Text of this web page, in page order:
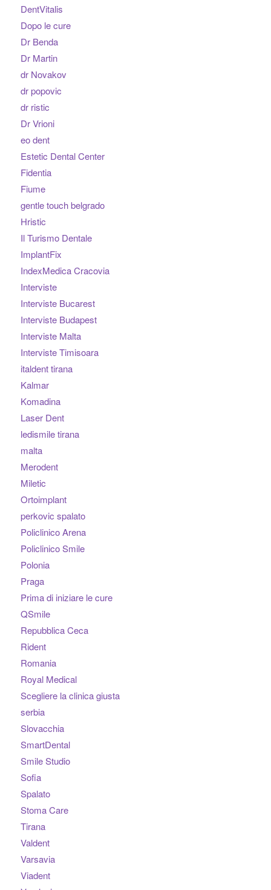
DentVitalis
Dopo le cure
Dr Benda
Dr Martin
dr Novakov
dr popovic
dr ristic
Dr Vrioni
eo dent
Estetic Dental Center
Fidentia
Fiume
gentle touch belgrado
Hristic
Il Turismo Dentale
ImplantFix
IndexMedica Cracovia
Interviste
Interviste Bucarest
Interviste Budapest
Interviste Malta
Interviste Timisoara
italdent tirana
Kalmar
Komadina
Laser Dent
ledismile tirana
malta
Merodent
Miletic
Ortoimplant
perkovic spalato
Policlinico Arena
Policlinico Smile
Polonia
Praga
Prima di iniziare le cure
QSmile
Repubblica Ceca
Rident
Romania
Royal Medical
Scegliere la clinica giusta
serbia
Slovacchia
SmartDental
Smile Studio
Sofia
Spalato
Stoma Care
Tirana
Valdent
Varsavia
Viadent